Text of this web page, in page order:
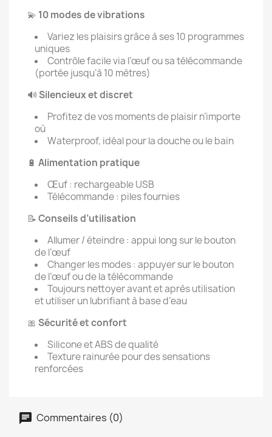
💫 10 modes de vibrations
Variez les plaisirs grâce à ses 10 programmes
uniques
Contrôle facile via l’œuf ou sa télécommande
(portée jusqu’à 10 mètres)
🔊Silencieux et discret
Profitez de vos moments de plaisir n’importe
où
Waterproof, idéal pour la douche ou le bain
🔋 Alimentation pratique
Œuf : rechargeable USB
Télécommande : piles fournies
📝 Conseils d’utilisation
Allumer / éteindre : appui long sur le bouton
de l’œuf
Changer les modes : appuyer sur le bouton
de l’œuf ou de la télécommande
Toujours nettoyer avant et après utilisation
et utiliser un lubrifiant à base d’eau
🎀 Sécurité et confort
Silicone et ABS de qualité
Texture rainurée pour des sensations
renforcées
Commentaires (0)